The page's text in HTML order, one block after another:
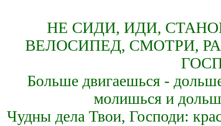
НЕ СИДИ, ИДИ,
ВЕЛОСИПЕД, СМОТРИ,
Больше двигаешься -
молишься и
Чудны дела Твои, Господи: